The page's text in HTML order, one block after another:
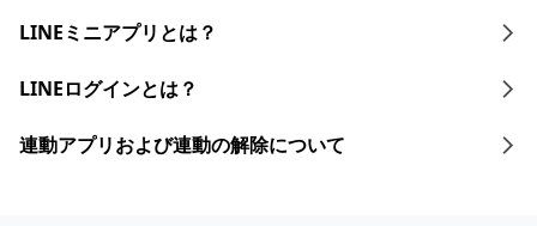
LINEミニアプリとは？
LINEログインとは？
連動アプリおよび連動の解除について